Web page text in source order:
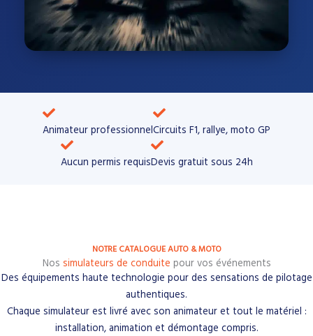
Animateur professionnelCircuits F1, rallye, moto GP​
Aucun permis requisDevis gratuit sous 24h
NOTRE CATALOGUE AUTO & MOTO
Nos simulateurs de conduite pour vos événements
Des équipements haute technologie pour des sensations de pilotage
authentiques.
Chaque simulateur est livré avec son animateur et tout le matériel :
installation, animation et démontage compris.